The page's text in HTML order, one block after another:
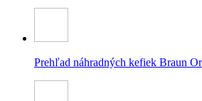
Prehľad náhradných kefiek Braun